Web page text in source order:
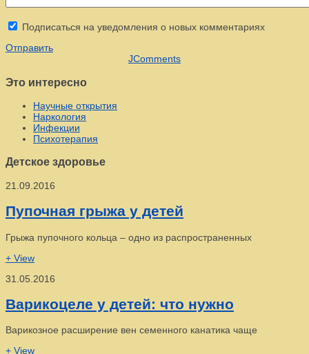
Подписаться на уведомления о новых комментариях
Отправить
JComments
Это интересно
Научные открытия
Наркология
Инфекции
Психотерапия
Детское здоровье
21.09.2016
Пупочная грыжа у детей
Грыжа пупочного кольца – одно из распространенных
+ View
31.05.2016
Варикоцеле у детей: что нужно
Варикозное расширение вен семенного канатика чаще
+ View